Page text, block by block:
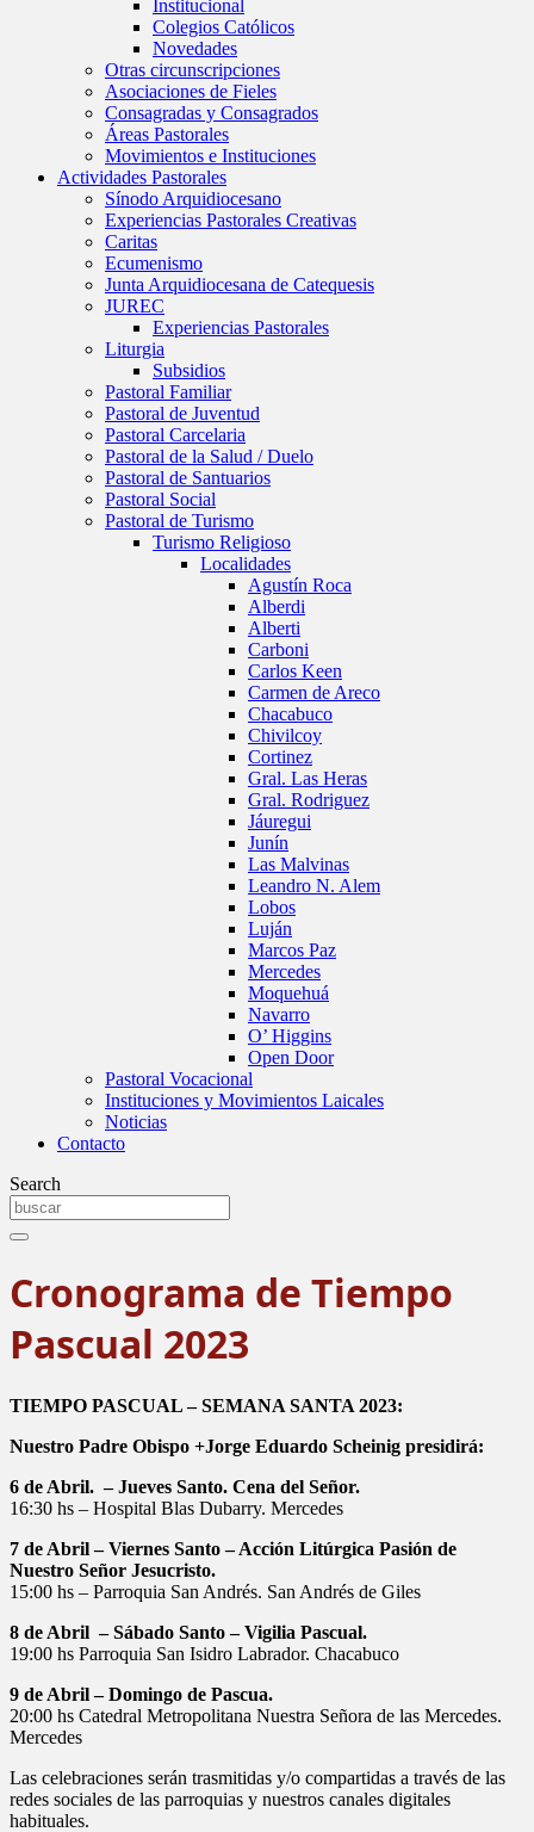
Institucional
Colegios Católicos
Novedades
Otras circunscripciones
Asociaciones de Fieles
Consagradas y Consagrados
Áreas Pastorales
Movimientos e Instituciones
Actividades Pastorales
Sínodo Arquidiocesano
Experiencias Pastorales Creativas
Caritas
Ecumenismo
Junta Arquidiocesana de Catequesis
JUREC
Experiencias Pastorales
Liturgia
Subsidios
Pastoral Familiar
Pastoral de Juventud
Pastoral Carcelaria
Pastoral de la Salud / Duelo
Pastoral de Santuarios
Pastoral Social
Pastoral de Turismo
Turismo Religioso
Localidades
Agustín Roca
Alberdi
Alberti
Carboni
Carlos Keen
Carmen de Areco
Chacabuco
Chivilcoy
Cortinez
Gral. Las Heras
Gral. Rodriguez
Jáuregui
Junín
Las Malvinas
Leandro N. Alem
Lobos
Luján
Marcos Paz
Mercedes
Moquehuá
Navarro
O’ Higgins
Open Door
Pastoral Vocacional
Instituciones y Movimientos Laicales
Noticias
Contacto
Search
Cronograma de Tiempo
Pascual 2023
TIEMPO PASCUAL – SEMANA SANTA 2023:
Nuestro Padre Obispo +Jorge Eduardo Scheinig presidirá:
6 de Abril. – Jueves Santo. Cena del Señor.
16:30 hs – Hospital Blas Dubarry. Mercedes
7 de Abril – Viernes Santo – Acción Litúrgica Pasión de
Nuestro Señor Jesucristo.
15:00 hs – Parroquia San Andrés. San Andrés de Giles
8 de Abril – Sábado Santo – Vigilia Pascual.
19:00 hs Parroquia San Isidro Labrador. Chacabuco
9 de Abril – Domingo de Pascua.
20:00 hs Catedral Metropolitana Nuestra Señora de las Mercedes.
Mercedes
Las celebraciones serán trasmitidas y/o compartidas a través de las
redes sociales de las parroquias y nuestros canales digitales
habituales.